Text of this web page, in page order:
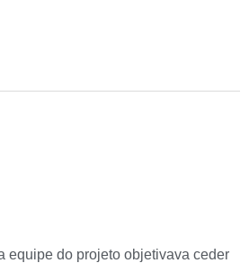
equipe do projeto objetivava ceder